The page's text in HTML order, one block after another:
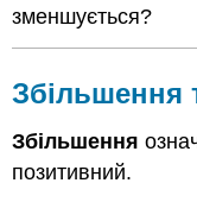
Приклад
3
4
Рецензія
зменшується?
Збільшення
Збільшення
позитивний.